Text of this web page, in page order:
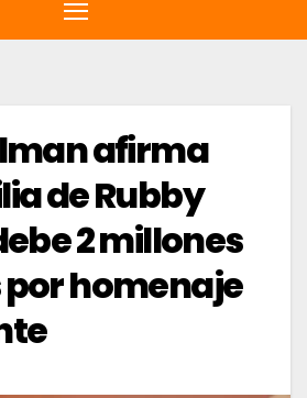
afirma
de Rubby
2 millones
por homenaje